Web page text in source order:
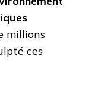
millions
ces